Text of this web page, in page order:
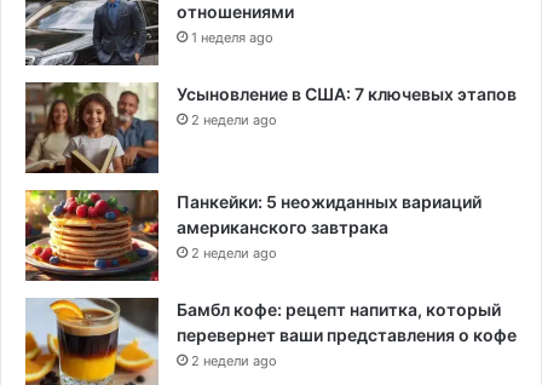
отношениями
1 неделя ago
Усыновление в США: 7 ключевых этапов
2 недели ago
Панкейки: 5 неожиданных вариаций
американского завтрака
2 недели ago
Бамбл кофе: рецепт напитка, который
перевернет ваши представления о кофе
2 недели ago